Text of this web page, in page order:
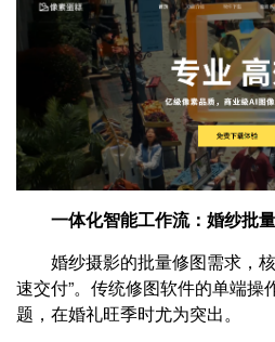
一体化智能工作流：婚纱批
婚纱摄影的批量修图需求，
速交付”。传统修图软件的单端操
题，在婚礼旺季时尤为突出。